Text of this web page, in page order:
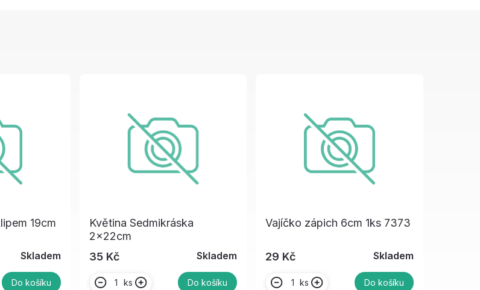
19cm
Skladem
Do košíku
Květina Sedmikráska
2x22cm
35 Kč
Skladem
ks Do košíku
Vajíčko zápich 6cm 1ks 7373
29 Kč Skladem
ks Do košíku